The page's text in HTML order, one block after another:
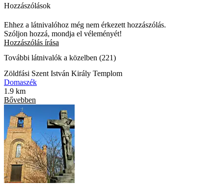
Hozzászólások
Ehhez a látnivalóhoz még nem érkezett hozzászólás.
Szóljon hozzá, mondja el véleményét!
Hozzászólás írása
További látnivalók a közelben (221)
Zöldfási Szent István Király Templom
Domaszék
1.9 km
Bővebben